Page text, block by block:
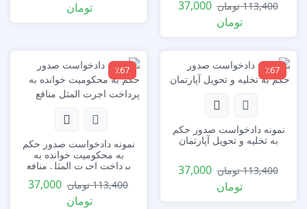
113,400 تومان 37,000
تومان
تومان
٪67
نمونه دادخواست صدور حکم
به تخلیه و تحویل آپارتمان
113,400 تومان 37,000
تومان
٪67
نمونه دادخواست صدور حکم
به محکومیت خوانده به
پرداخت اجرت المثل منافع
113,400 تومان 37,000
تومان